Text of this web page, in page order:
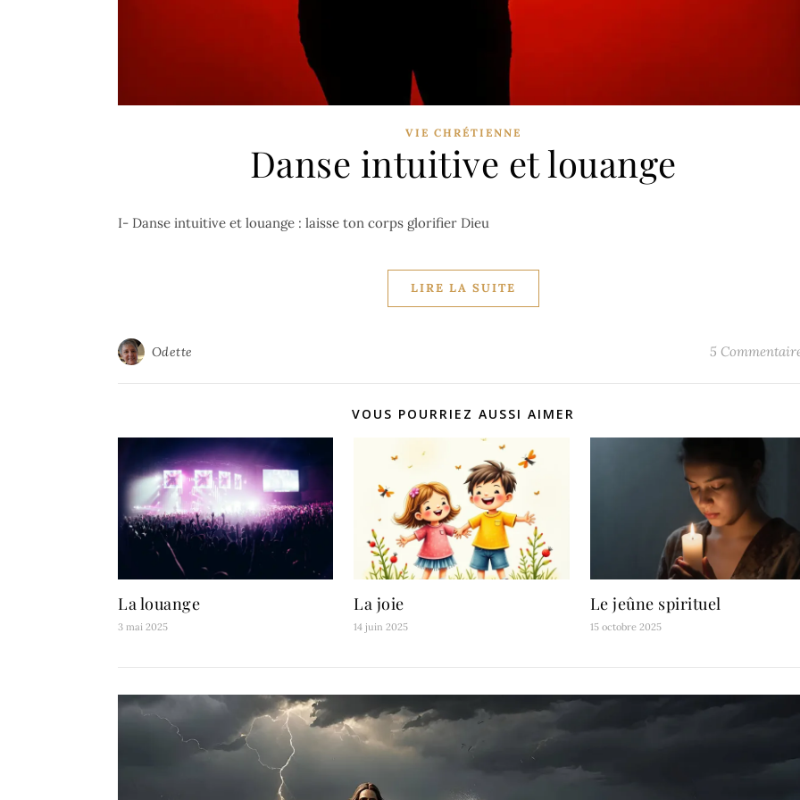
VIE CHRÉTIENNE
Danse intuitive et louange
I- Danse intuitive et louange : laisse ton corps glorifier Dieu
LIRE LA SUITE
Odette 5
VOUS POURRIEZ AUSSI AIMER
La louange
3 mai 2025
La joie
14 juin 2025
Le jeûne spirituel
15 octobre 2025